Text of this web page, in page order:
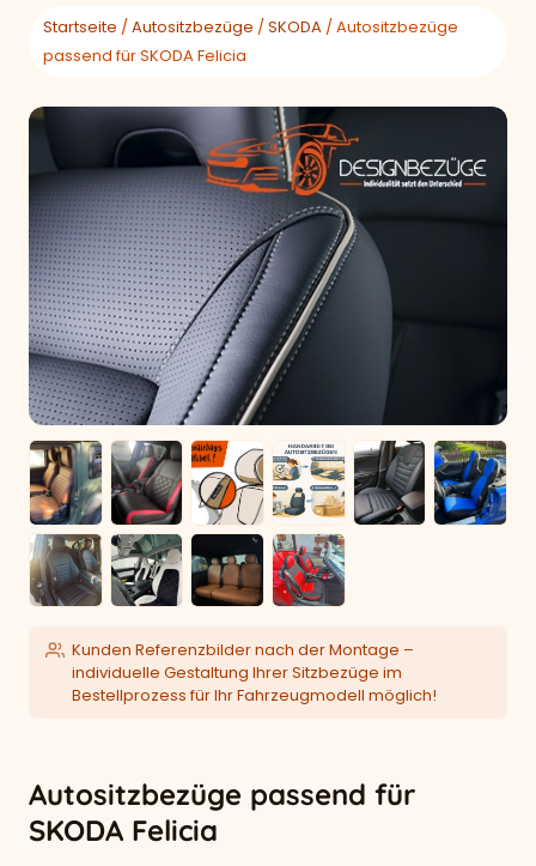
Startseite /Autositzbezüge /SKODA / Autositzbezüge
passend für SKODA Felicia
Kunden Referenzbilder nach der Montage –
individuelle Gestaltung Ihrer Sitzbezüge im
Bestellprozess für Ihr Fahrzeugmodell möglich!
Autositzbezüge passend für
SKODA Felicia